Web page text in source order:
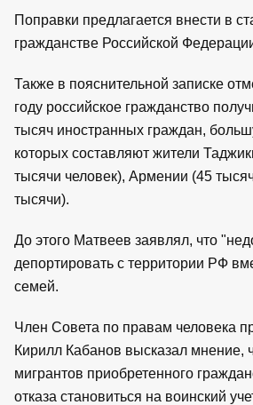
Поправки предлагается внести в
гражданстве Российской
Также в пояснительной записке
году российское гражданство
тысяч иностранных граждан,
которых составляют жители
тысячи человек), Армении (45
тысячи).
До этого Матвеев заявлял, что
депортировать с территории РФ
семей.
Член Совета по правам человека
Кирилл Кабанов высказал мнение,
мигрантов приобретенного
отказа становиться на воинский